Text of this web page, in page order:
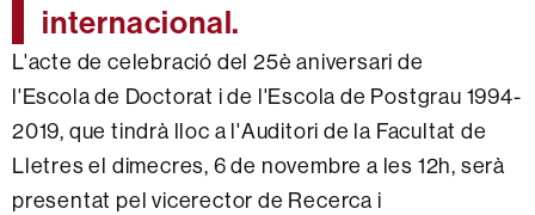
internacional.
L'acte de celebració del 25è aniversari de
l'Escola de Doctorat i de l'Escola de Postgrau 1994-
2019, que tindrà lloc a l'Auditori de la Facultat de
Lletres el dimecres, 6 de novembre a les 12h, serà
presentat pel vicerector de Recerca i